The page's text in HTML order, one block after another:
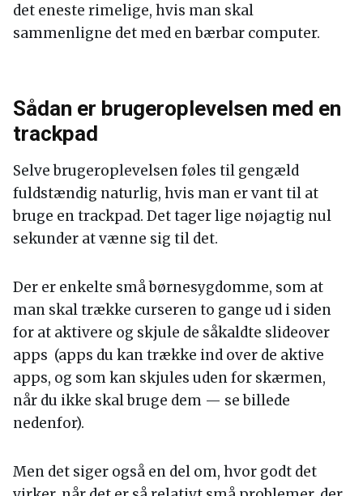
det eneste rimelige, hvis man skal
sammenligne det med en bærbar computer.
Sådan er brugeroplevelsen med en
trackpad
Selve brugeroplevelsen føles til gengæld
fuldstændig naturlig, hvis man er vant til at
bruge en trackpad. Det tager lige nøjagtig nul
sekunder at vænne sig til det.
Der er enkelte små børnesygdomme, som at
man skal trække curseren to gange ud i siden
for at aktivere og skjule de såkaldte slideover
apps (apps du kan trække ind over de aktive
apps, og som kan skjules uden for skærmen,
når du ikke skal bruge dem — se billede
nedenfor).
Men det siger også en del om, hvor godt det